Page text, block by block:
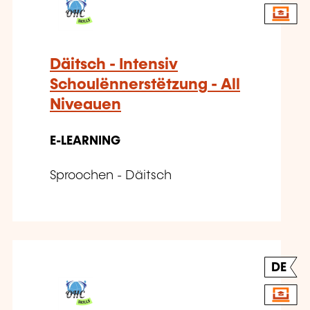
Däitsch - Intensiv
Schoulënnerstëtzung - All
Niveauen
E-LEARNING
Sproochen - Däitsch
DE